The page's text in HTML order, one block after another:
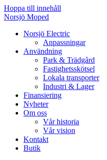
Hoppa till innehåll
Norsjö Moped
Norsjö Electric
Anpassningar
Användning
Park & Trädgård
Fastighetsskötsel
Lokala transporter
Industri & Lager
Finansiering
Nyheter
Om oss
Vår historia
Vår vision
Kontakt
Butik